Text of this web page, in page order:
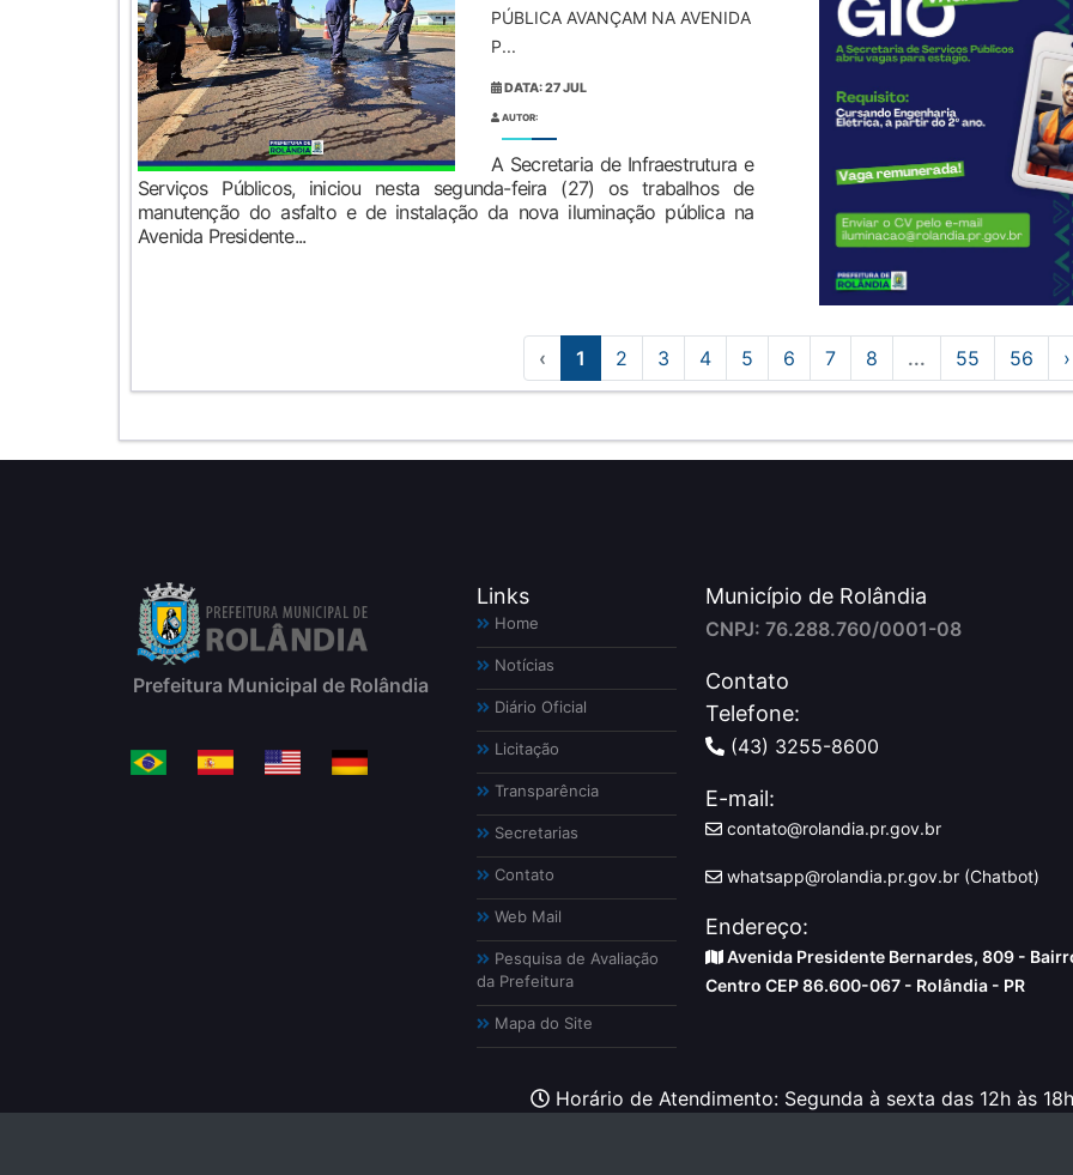
PÚBLICA AVANÇAM NA AVENIDA
P...
DATA: 27 JUL
AUTOR:
A Secretaria de Infraestrutura e
Serviços Públicos, iniciou nesta segunda-feira (27) os trabalhos de
manutenção do asfalto e de instalação da nova iluminação pública na
Avenida Presidente...
‹ 1 2 3 4 5 6 7 8 ... 55 56 ›
Prefeitura Municipal de Rolândia
Links
Home
Notícias
Diário Oficial
Licitação
Transparência
Secretarias
Contato
Web Mail
Pesquisa de Avaliação
da Prefeitura
Mapa do Site
Município de Rolândia
CNPJ: 76.288.760/0001-08
Contato
Telefone:
(43) 3255-8600
E-mail:
contato@rolandia.pr.gov.br
whatsapp@rolandia.pr.gov.br (Chatbot)
Endereço:
Avenida Presidente Bernardes, 809 -
Centro CEP 86.600-067 - Rolândia - PR
Horário de Atendimento: Segunda à sexta das 12h às